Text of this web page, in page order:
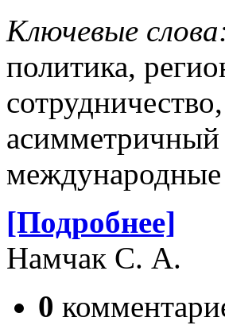
Ключевые
политика,
асимметричный
[Подробнее]
Намчак С. А.
0